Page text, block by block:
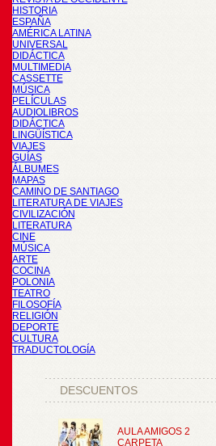
HISTORIA
ESPAÑA
AMÉRICA LATINA
UNIVERSAL
DIDÁCTICA
MULTIMEDIA
CASSETTE
MÚSICA
PELÍCULAS
AUDIOLIBROS
DIDÁCTICA
LINGÜÍSTICA
VIAJES
GUÍAS
ÁLBUMES
MAPAS
CAMINO DE SANTIAGO
LITERATURA DE VIAJES
CIVILIZACIÓN
LITERATURA
CINE
MÚSICA
ARTE
COCINA
POLONIA
TEATRO
FILOSOFÍA
RELIGIÓN
DEPORTE
CULTURA
TRADUCTOLOGÍA
DESCUENTOS
AULA AMIGOS 2
CARPETA